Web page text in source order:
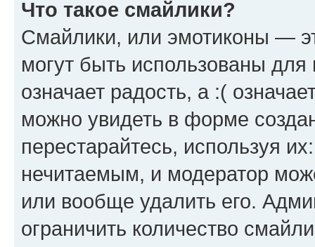
Что такое смайлики?
Смайлики, или эмотиконы —
могут быть использованы
означает радость, а :(
можно увидеть в форме
перестарайтесь, используя
нечитаемым, и модератор
или вообще удалить его.
ограничить количество